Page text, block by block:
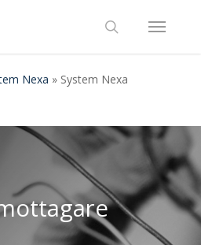
search
Menu
Nexa » System Nexa